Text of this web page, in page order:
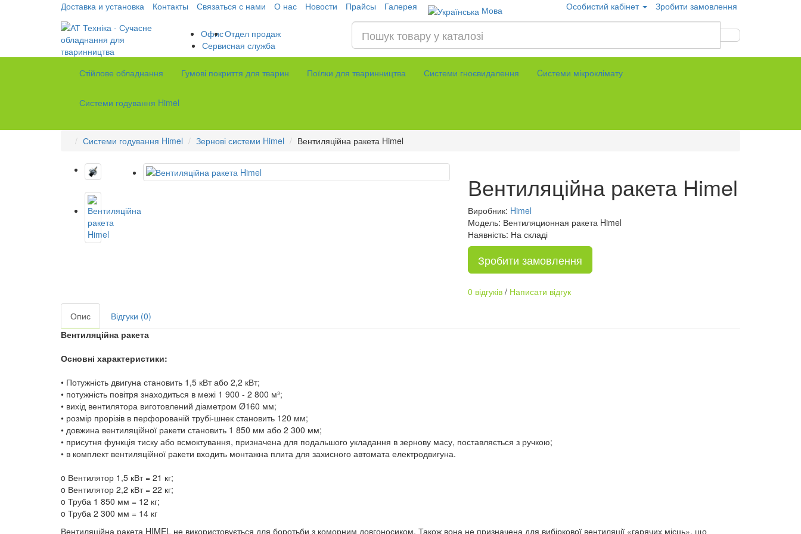
Доставка и установка Контакты Связаться с нами О нас Новости Прайсы Галерея Мова Особистий кабінет Зробити замовлення
ОфисОтдел продаж
Сервисная служба
Стійлове обладнання Гумові покриття для тварин Поїлки для тваринництва Системи гноєвидалення Cистеми мікроклімату
Системи годування Himel
Системи годування Himel Зернові системи Himel Вентиляційна ракета Himel
Вентиляційна ракета Himel
Виробник: Himel
Модель: Вентиляционная ракета Himel
Наявність: На складі
Зробити замовлення
0 відгуків/ Написати відгук
Опис
Відгуки (0)
Вентиляційна ракета
Основні характеристики:
• Потужність двигуна становить 1,5 кВт або 2,2 кВт;
• потужність повітря знаходиться в межі 1 900 - 2 800 м³;
• вихід вентилятора виготовлений діаметром Ø160 мм;
• розмір прорізів в перфорованій трубі-шнек становить 120 мм;
• довжина вентиляційної ракети становить 1 850 мм або 2 300 мм;
• присутня функція тиску або всмоктування, призначена для подальшого укладання в зернову масу, поставляється з ручкою;
• в комплект вентиляційної ракети входить монтажна плита для захисного автомата електродвигуна.
o Вентилятор 1,5 кВт = 21 кг;
o Вентилятор 2,2 кВт = 22 кг;
o Труба 1 850 мм = 12 кг;
o Труба 2 300 мм = 14 кг
Вентиляційна ракета HIMEL не використовується для боротьби з коморним довгоносиком. Також вона не призначена для вибіркової вентиляції «гарячих місць», що